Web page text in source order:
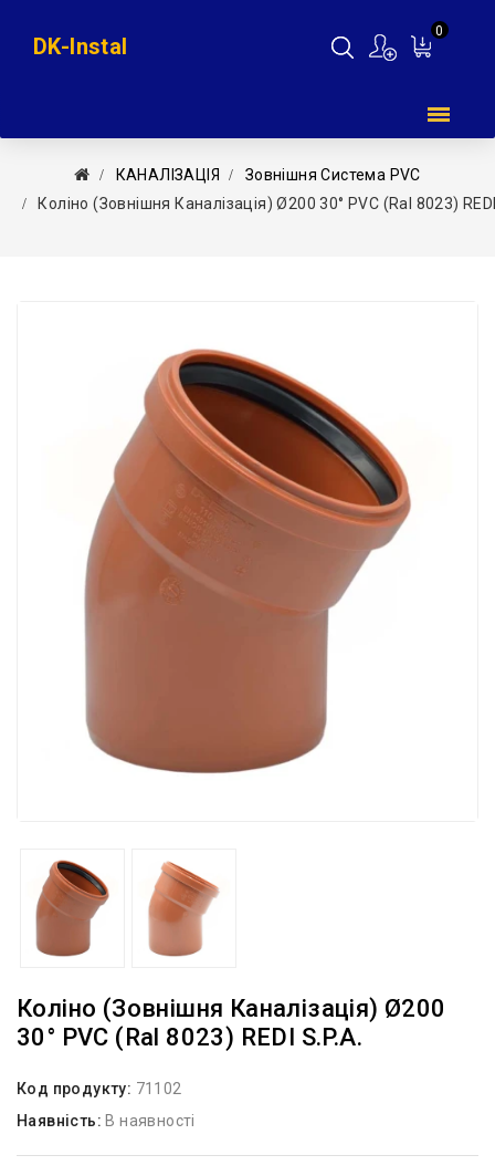
0
DK-Instal
КАНАЛІЗАЦІЯ
Зовнішня Система PVC
Коліно (зовнішня Каналізація) Ø200 30° PVC (Ral 8023)
Коліно (зовнішня Каналізація) Ø200
30° PVC (Ral 8023) REDI S.p.a.
Код продукту: 71102
Наявність: В наявності